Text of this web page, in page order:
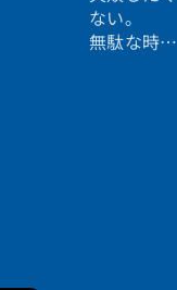
ない。
無駄な時間